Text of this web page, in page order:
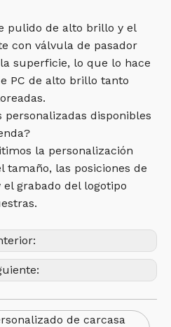
pulido de alto brillo y el
con válvula de pasador
superficie, lo que lo hace
PC de alto brillo tanto
personalizadas disponibles
la personalización
las posiciones de
grabado del logotipo
de carcasa